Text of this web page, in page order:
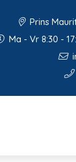
Prins
Ma - Vr 8:30 -